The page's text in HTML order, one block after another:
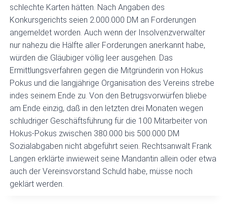
schlechte Karten hätten. Nach Angaben des
Konkursgerichts seien 2.000.000 DM an Forderungen
angemeldet worden. Auch wenn der Insolvenzverwalter
nur nahezu die Hälfte aller Forderungen anerkannt habe,
würden die Gläubiger völlig leer ausgehen. Das
Ermittlungsverfahren gegen die Mitgründerin von Hokus
Pokus und die langjährige Organisation des Vereins strebe
indes seinem Ende zu. Von den Betrugsvorwürfen bliebe
am Ende einzig, daß in den letzten drei Monaten wegen
schludriger Geschäftsführung für die 100 Mitarbeiter von
Hokus-Pokus zwischen 380.000 bis 500.000 DM
Sozialabgaben nicht abgeführt seien. Rechtsanwalt Frank
Langen erklärte inwieweit seine Mandantin allein oder etwa
auch der Vereinsvorstand Schuld habe, müsse noch
geklärt werden.